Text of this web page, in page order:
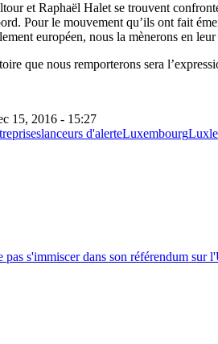
et Raphaël Halet se trouvent
Pour le mouvement qu’ils ont fait
européen, nous la mènerons en
que nous remporterons sera
15, 2016 - 15:27
lanceurs d'alerteLuxembourg
s'immiscer dans son référendum sur